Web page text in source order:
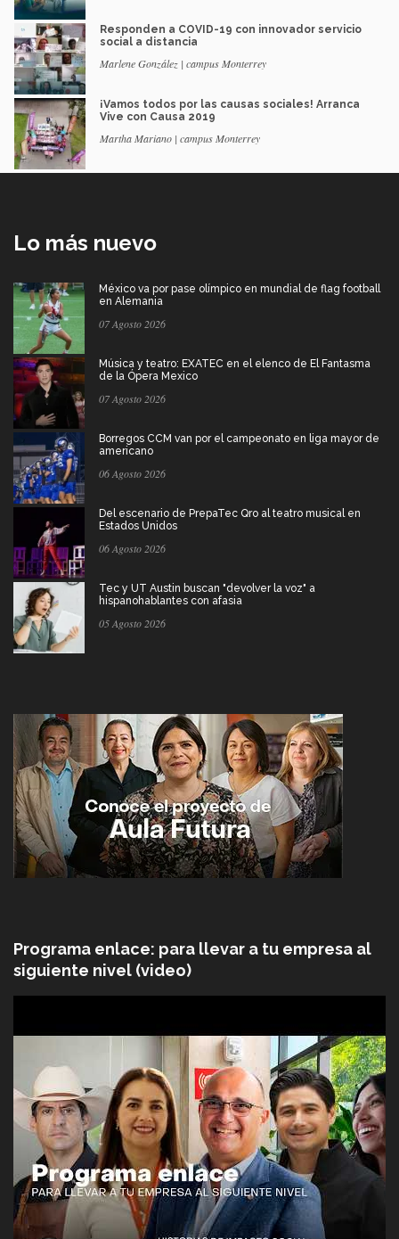
Responden a COVID-19 con innovador servicio
social a distancia
Marlene González | campus Monterrey
¡Vamos todos por las causas sociales! Arranca
Vive con Causa 2019
Martha Mariano | campus Monterrey
Lo más nuevo
México va por pase olímpico en mundial de flag football
en Alemania
07 Agosto 2026
Música y teatro: EXATEC en el elenco de El Fantasma
de la Ópera Mexico
07 Agosto 2026
Borregos CCM van por el campeonato en liga mayor de
americano
06 Agosto 2026
Del escenario de PrepaTec Qro al teatro musical en
Estados Unidos
06 Agosto 2026
Tec y UT Austin buscan "devolver la voz" a
hispanohablantes con afasia
05 Agosto 2026
Programa enlace: para llevar a tu empresa al
siguiente nivel (video)